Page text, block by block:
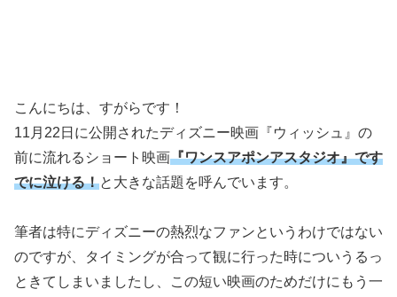
こんにちは、すがらです！
11月22日に公開されたディズニー映画『ウィッシュ』の
前に流れるショート映画『ワンスアポンアスタジオ』です
でに泣ける！と大きな話題を呼んでいます。
筆者は特にディズニーの熱烈なファンというわけではない
のですが、タイミングが合って観に行った時についうるっ
ときてしまいましたし、この短い映画のためだけにもう一